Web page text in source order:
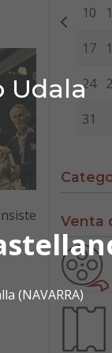
Udala
(NAVARRA)
10
17
24
31
Venta